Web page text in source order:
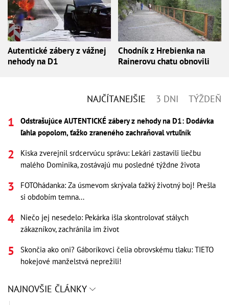
Autentické zábery z vážnej
nehody na D1
Chodník z Hrebienka na
Rainerovu chatu obnovili
NAJČÍTANEJŠIE 3 DNI TÝŽDEŇ
Odstrašujúce AUTENTICKÉ zábery z nehody na D1: Dodávka
ľahla popolom, ťažko zraneného zachraňoval vrtuľník
Kiska zverejnil srdcervúcu správu: Lekári zastavili liečbu
malého Dominika, zostávajú mu posledné týždne života
FOTOhádanka: Za úsmevom skrývala ťažký životný boj! Prešla
si obdobím temna...
Niečo jej nesedelo: Pekárka išla skontrolovať stálych
zákazníkov, zachránila im život
Skončia ako oni? Gáboríkovci čelia obrovskému tlaku: TIETO
hokejové manželstvá neprežili!
NAJNOVŠIE ČLÁNKY